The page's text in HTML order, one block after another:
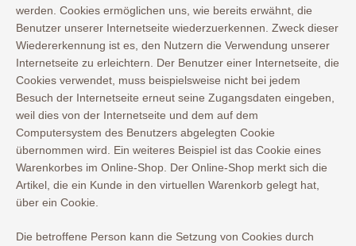
werden. Cookies ermöglichen uns, wie bereits erwähnt, die
Benutzer unserer Internetseite wiederzuerkennen. Zweck dieser
Wiedererkennung ist es, den Nutzern die Verwendung unserer
Internetseite zu erleichtern. Der Benutzer einer Internetseite, die
Cookies verwendet, muss beispielsweise nicht bei jedem
Besuch der Internetseite erneut seine Zugangsdaten eingeben,
weil dies von der Internetseite und dem auf dem
Computersystem des Benutzers abgelegten Cookie
übernommen wird. Ein weiteres Beispiel ist das Cookie eines
Warenkorbes im Online-Shop. Der Online-Shop merkt sich die
Artikel, die ein Kunde in den virtuellen Warenkorb gelegt hat,
über ein Cookie.
Die betroffene Person kann die Setzung von Cookies durch